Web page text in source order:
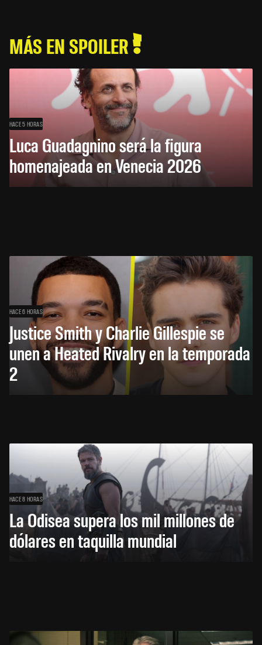
MÁS EN SPOILER
HACE 5 HORAS
Luca Guadagnino será la figura
homenajeada en Venecia 2026
HACE 6 HORAS
Justice Smith y Charlie Gillespie se
unen a Heated Rivalry en la temporada
2
HACE 8 HORAS
La Odisea supera los mil millones de
dólares en taquilla mundial